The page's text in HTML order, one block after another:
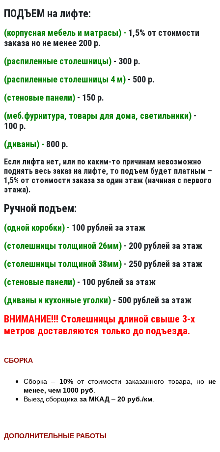
ПОДЪЕМ на лифте:
(корпусная мебель и матрасы) - 1,5% от стоимости
заказа но не менее 200 р.
(распиленные столешницы) - 300 р.
(распиленные столешницы 4 м) - 500 р.
(стеновые панели) - 150 р.
(меб.фурнитура, товары для дома, светильники) -
100 р.
(диваны) - 800 р.
Если лифта нет, или по каким-то причинам невозможно
поднять весь заказ на лифте, то подъем будет платным –
1,5% от стоимости заказа за один этаж (начиная с первого
этажа).
Ручной подъем:
(одной коробки) - 100 рублей за этаж
(столешницы толщиной 26мм) - 200 рублей за этаж
(столешницы толщиной 38мм) - 250 рублей за этаж
(стеновые панели) - 100 рублей за этаж
(диваны и кухонные уголки) - 500 рублей за этаж
ВНИМАНИЕ!!! Столешницы длиной свыше 3-х
метров доставляются только до подъезда.
СБОРКА
Сборка – 10%от стоимости заказанного товара, но не
менее, чем 1000 руб
Выезд сборщика за МКАД – 20 руб./км
ДОПОЛНИТЕЛЬНЫЕ РАБОТЫ